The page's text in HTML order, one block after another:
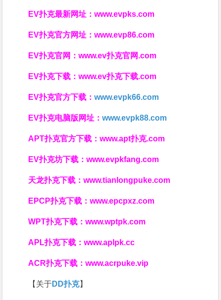
EV扑克最新网址：www.evpks.com
EV扑克官方网址：www.evp86.com
EV扑克官网：www.ev扑克官网.com
EV扑克下载：www.ev扑克下载.com
EV扑克官方下载：www.evpk66.com
EV扑克电脑版网址：www.evpk88.com
APT扑克官方下载：www.apt扑克.com
EV扑克坊下载：www.evpkfang.com
天龙扑克下载：www.tianlongpuke.com
EPCP扑克下载：www.epcpxz.com
WPT扑克下载：www.wptpk.com
APL扑克下载：www.aplpk.cc
ACR扑克下载：www.acrpuke.vip
【关于DD扑克】